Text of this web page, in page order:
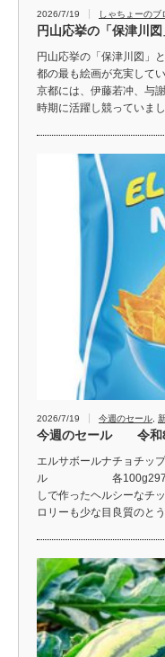
2026/7/19 しゃちょーのブ
円山応挙の「保津川
円山応挙の「保津川図」
都の最も絵画が充実して
京都には、伊藤若冲、与
時期に活躍し競っていま
2026/7/19 今週のセール
今週のセール 令和8
エルサボールナチョチ
ル 各100g297⇒２４
しで作ったヘルシーな
ロリーも少な目良質のと